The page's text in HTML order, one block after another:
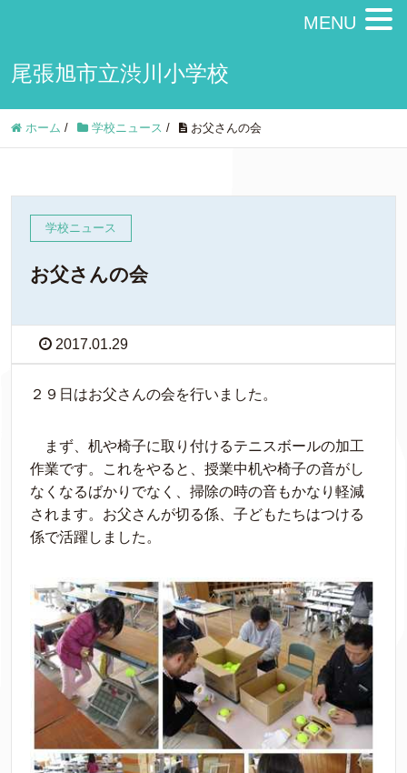
尾張旭市立渋川小学校
ホーム / 学校ニュース / お父さんの会
学校ニュース
お父さんの会
2017.01.29
２９日はお父さんの会を行いました。
まず、机や椅子に取り付けるテニスボールの加工
作業です。これをやると、授業中机や椅子の音がし
なくなるばかりでなく、掃除の時の音もかなり軽減
されます。お父さんが切る係、子どもたちはつける
係で活躍しました。
MENU